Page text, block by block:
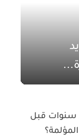
سنوات قبل